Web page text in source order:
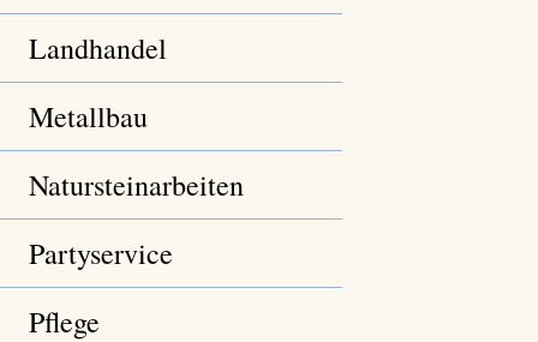
Landhandel
Metallbau
Natursteinarbeiten
Partyservice
Pflege